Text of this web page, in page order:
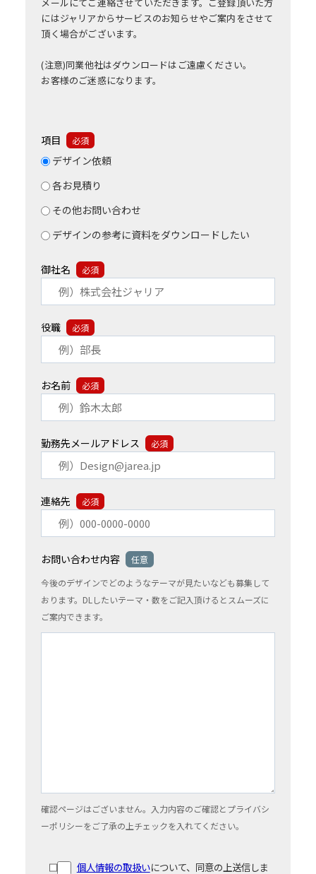
にはジャリアからサービスのお知らせやご案内をさせて
頂く場合がございます。
(注意)同業他社はダウンロードはご遠慮ください。
お客様のご迷惑になります。
項目 必須
デザイン依頼
各お見積り
その他お問い合わせ
デザインの参考に資料をダウンロードしたい
御社名 必須
役職 必須
お名前 必須
勤務先メールアドレス 必須
連絡先 必須
お問い合わせ内容
任意
今後のデザインでどのようなテーマが見たいなども募集して
おります。DLしたいテーマ・数をご記入頂けるとスムーズに
ご案内できます。
確認ページはございません。入力内容のご確認とプライバシ
ーポリシーをご了承の上チェックを入れてください。
個人情報の取扱いについて、同意の上送信しま